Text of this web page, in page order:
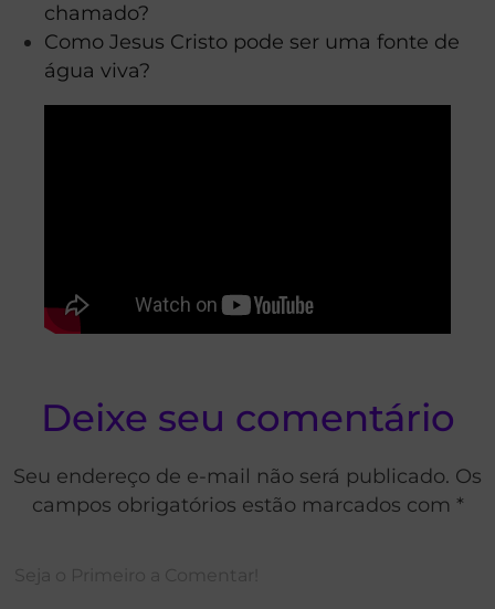
chamado?
Como Jesus Cristo pode ser uma fonte de
água viva?
Deixe seu comentário
Seu endereço de e-mail não será publicado. Os
campos obrigatórios estão marcados com *